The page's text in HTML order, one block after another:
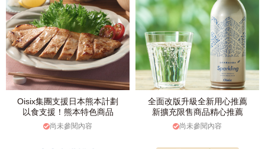
Oisix集團支援日本熊本計劃
以食支援！熊本特色商品
尚未參閱內容
全面改版升級全新用心推薦
新擴充限售商品精心推薦
尚未參閱內容